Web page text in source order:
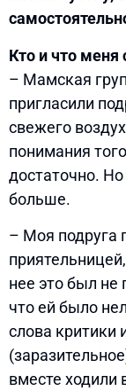
Кто и что меня
– Мамская
пригласили
свежего
понимания
достаточно.
больше.
– Моя подруга
нее это был не
что ей было
слова критики
вместе ходили